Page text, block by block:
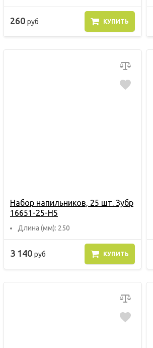
260 руб КУПИТЬ
Набор напильников, 25 шт. Зубр
16651-25-H5
Длина (мм): 250
3 140 руб КУПИТЬ